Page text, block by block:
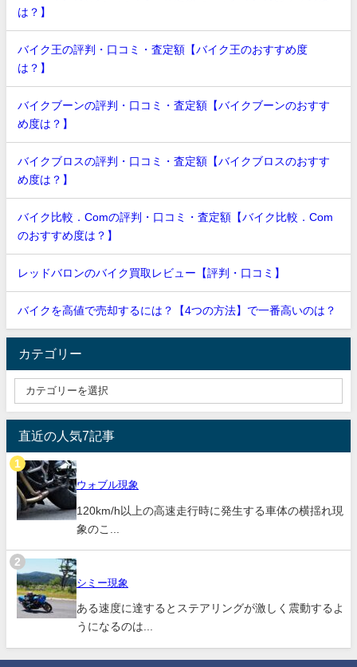
は？】
バイク王の評判・口コミ・査定額【バイク王のおすすめ度
は？】
バイクブーンの評判・口コミ・査定額【バイクブーンのおすす
め度は？】
バイクブロスの評判・口コミ・査定額【バイクブロスのおすす
め度は？】
バイク比較．Comの評判・口コミ・査定額【バイク比較．Com
のおすすめ度は？】
レッドバロンのバイク買取レビュー【評判・口コミ】
バイクを高値で売却するには？【4つの方法】で一番高いのは？
カテゴリー
直近の人気7記事
ウォブル現象
120km/h以上の高速走行時に発生する車体の横揺れ現
象のこ...
シミー現象
ある速度に達するとステアリングが激しく震動するよ
うになるのは...